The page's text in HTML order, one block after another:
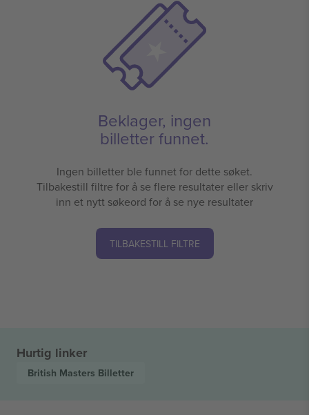
Beklager, ingen
billetter funnet.
Ingen billetter ble funnet for dette søket.
Tilbakestill filtre for å se flere resultater eller skriv
inn et nytt søkeord for å se nye resultater
TILBAKESTILL FILTRE
Hurtig linker
British Masters Billetter